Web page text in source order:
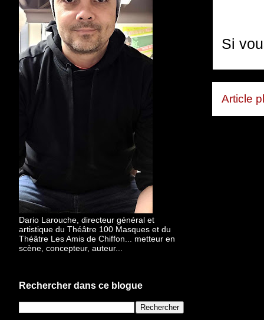
Si
Article
Dario Larouche, directeur général et
artistique du Théâtre 100 Masques et du
Théâtre Les Amis de Chiffon... metteur en
scène, concepteur, auteur...
Rechercher dans ce blogue